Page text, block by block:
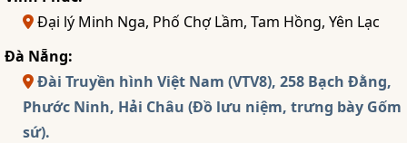
Đại lý Minh Nga, Phố Chợ Lầm, Tam Hồng, Yên Lạc
Đà Nẵng:
Đài Truyền hình Việt Nam (VTV8), 258 Bạch Đằng,
Phước Ninh, Hải Châu (Đồ lưu niệm, trưng bày Gốm
sứ).